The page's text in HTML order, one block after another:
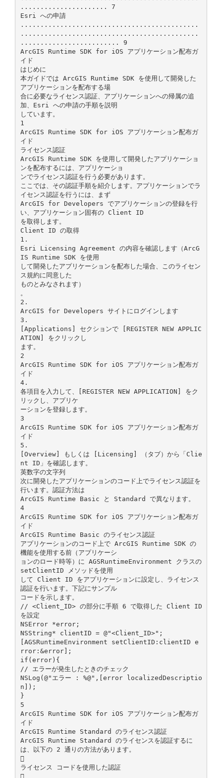
...................... 7
Esri への申請
.............................................
.............................................
......................... 9
ArcGIS Runtime SDK for iOS アプリケーション配布ガ
イド
はじめに
本ガイドでは ArcGIS Runtime SDK を使用して開発した
アプリケーションを配布する場
合に必要なライセンス認証、アプリケーションへの帰属の追
加、Esri への申請の手順を説明
しています。
1
ArcGIS Runtime SDK for iOS アプリケーション配布ガ
イド
ライセンス認証
ArcGIS Runtime SDK を使用して開発したアプリケーショ
ンを配布するには、アプリケーショ
ンでライセンス認証を行う必要があります。
ここでは、その認証手順を紹介します。アプリケーションでラ
イセンス認証を行うには、まず
ArcGIS for Developers でアプリケーションの登録を行
い、アプリケーション固有の Client ID
を取得します。
Client ID の取得
1.
Esri Licensing Agreement の内容を確認します（ArcG
IS Runtime SDK を使用
して開発したアプリケーションを配布した場合、このライセン
ス規約に同意した
ものとみなされます）
。
2.
ArcGIS for Developers サイトにログインします
3.
[Applications] セクションで [REGISTER NEW APPLIC
ATION] をクリックし
ます。
2
ArcGIS Runtime SDK for iOS アプリケーション配布ガ
イド
4.
各項目を入力して、[REGISTER NEW APPLICATION] をク
リックし、アプリケ
ーションを登録します。
3
ArcGIS Runtime SDK for iOS アプリケーション配布ガ
イド
5.
[Overview] もしくは [Licensing] （タブ）から「Clie
nt ID」を確認します。
英数字の文字列
次に開発したアプリケーションのコード上でライセンス認証を
行います。認証方法は
ArcGIS Runtime Basic と Standard で異なります。
4
ArcGIS Runtime SDK for iOS アプリケーション配布ガ
イド
ArcGIS Runtime Basic のライセンス認証
アプリケーションのコード上で ArcGIS Runtime SDK の
機能を使用する前（アプリケーシ
ョンのロード時等）に AGSRuntimeEnvironment クラスの
setClientID メソッドを使用
して Client ID をアプリケーションに設定し、ライセンス
認証を行います。下記にサンプル
コードを示します。
// <Client_ID> の部分に手順 6 で取得した Client ID
を設定
NSError *error;
NSString* clientID = @"<Client_ID>";
[AGSRuntimeEnvironment setClientID:clientID e
rror:&error];
if(error){
// エラーが発生したときのチェック
NSLog(@"エラー : %@",[error localizedDescriptio
n]);
}
5
ArcGIS Runtime SDK for iOS アプリケーション配布ガ
イド
ArcGIS Runtime Standard のライセンス認証
ArcGIS Runtime Standard のライセンスを認証するに
は、以下の 2 通りの方法があります。

ライセンス コードを使用した認証
